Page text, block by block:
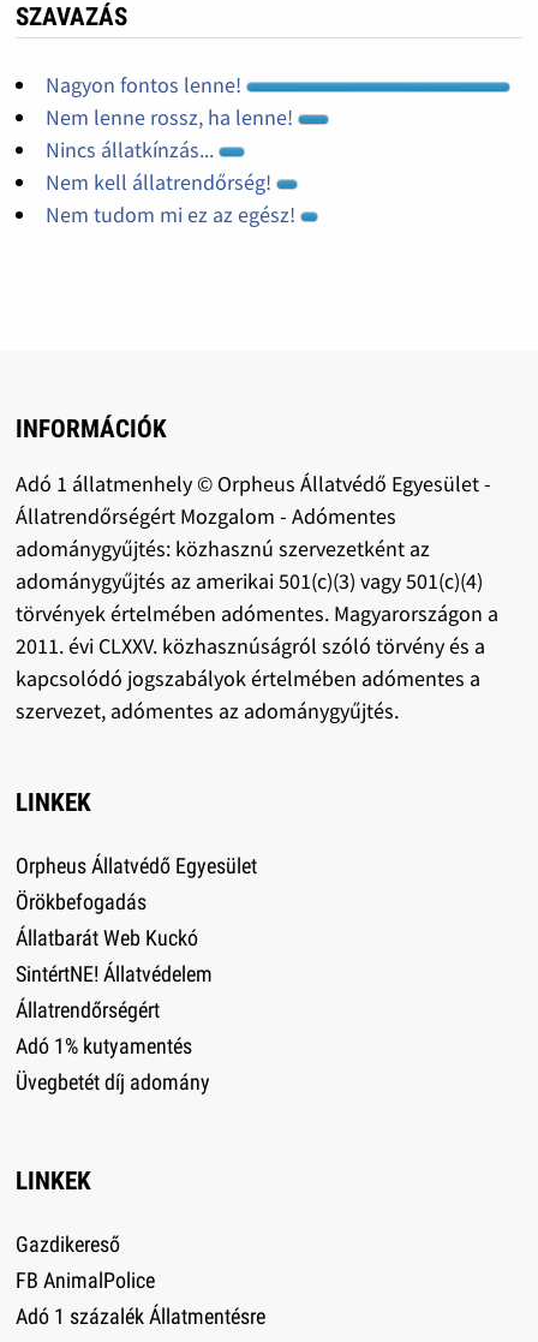
SZAVAZÁS
Nagyon fontos lenne!
Nem lenne rossz, ha lenne!
Nincs állatkínzás...
Nem kell állatrendőrség!
Nem tudom mi ez az egész!
INFORMÁCIÓK
Adó 1 állatmenhely © Orpheus Állatvédő Egyesület -
Állatrendőrségért Mozgalom - Adómentes
adománygyűjtés: közhasznú szervezetként az
adománygyűjtés az amerikai 501(c)(3) vagy 501(c)(4)
törvények értelmében adómentes. Magyarországon a
2011. évi CLXXV. közhasznúságról szóló törvény és a
kapcsolódó jogszabályok értelmében adómentes a
szervezet, adómentes az adománygyűjtés.
LINKEK
Orpheus Állatvédő Egyesület
Örökbefogadás
Állatbarát Web Kuckó
SintértNE! Állatvédelem
Állatrendőrségért
Adó 1% kutyamentés
Üvegbetét díj adomány
LINKEK
Gazdikereső
FB AnimalPolice
Adó 1 százalék Állatmentésre